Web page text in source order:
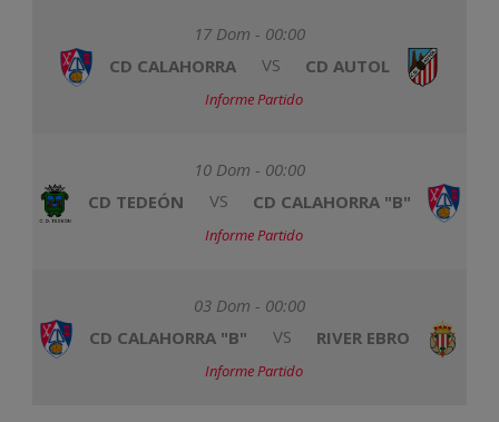
17 Dom - 00:00
CD CALAHORRA
VS CD AUTOL
Informe Partido
10 Dom - 00:00
CD TEDEÓN
VS CD CALAHORRA "B"
Informe Partido
03 Dom - 00:00
CD CALAHORRA "B"
VS RIVER EBRO
Informe Partido